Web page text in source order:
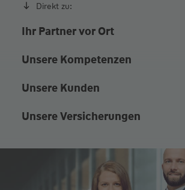
Direkt zu:
Ihr Partner vor Ort
Unsere Kompetenzen
Unsere Kunden
Unsere Versicherungen